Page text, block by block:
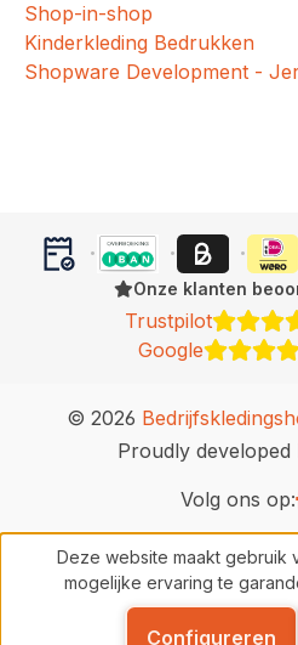
Shop-in-shop
Kinderkleding Bedrukken
Shopware Development -
Onze klanten
Trustpilot
Google
© 2026
Proudly developed
Volg ons op:
Deze website maakt gebruik
mogelijke ervaring te
Configureren